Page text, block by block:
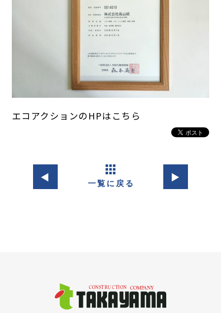
エコアクションのHPはこちら
◀︎ ▶︎